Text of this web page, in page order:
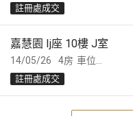
註冊處成交
14/05/26
嘉慧園 Ij座 10樓 J室
車位...
4房
註冊處成交